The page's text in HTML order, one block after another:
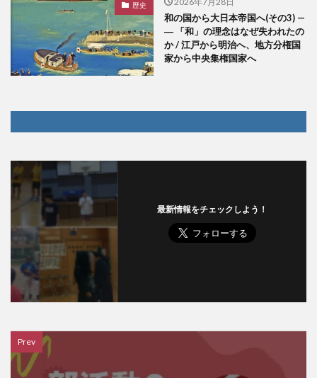
歴史
和の国から大日本帝国へ(その3) —
― 「和」の理念はなぜ失われたの
か / 江戸から明治へ、地方分権国
家から中央集権国家へ
最新情報をチェックしよう！
Prev